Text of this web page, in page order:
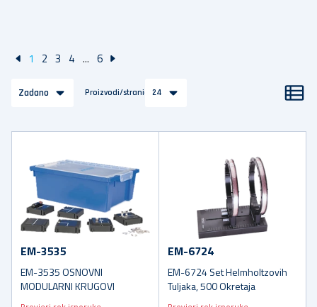
1 2 3 4 ... 6
Zadano Proizvodi/stranica24
EM-3535
EM-3535 OSNOVNI
MODULARNI KRUGOVI
EM-6724
EM-6724 Set Helmholtzovih
Tuljaka, 500 Okretaja